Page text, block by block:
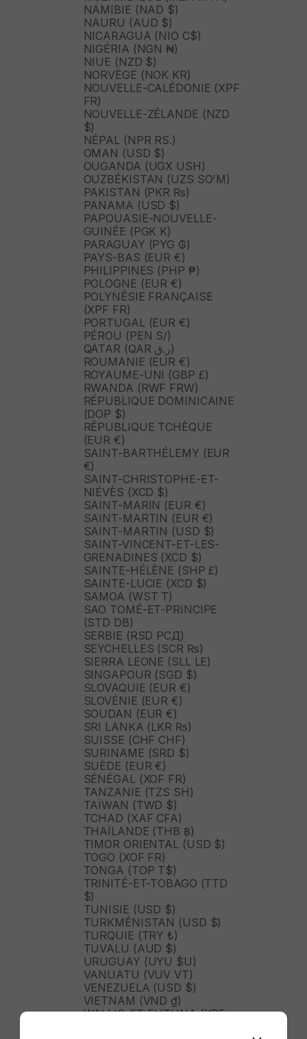
NAMIBIE (NAD $)
NAURU (AUD $)
NICARAGUA (NIO C$)
NIGÉRIA (NGN ₦)
NIUE (NZD $)
NORVÈGE (NOK KR)
NOUVELLE-CALÉDONIE (XPF
FR)
NOUVELLE-ZÉLANDE (NZD
$)
NÉPAL (NPR RS.)
OMAN (USD $)
OUGANDA (UGX USH)
OUZBÉKISTAN (UZS SO'M)
PAKISTAN (PKR ₨)
PANAMA (USD $)
PAPOUASIE-NOUVELLE-
GUINÉE (PGK K)
PARAGUAY (PYG ₲)
PAYS-BAS (EUR €)
PHILIPPINES (PHP ₱)
POLOGNE (EUR €)
POLYNÉSIE FRANÇAISE
(XPF FR)
PORTUGAL (EUR €)
PÉROU (PEN S/)
QATAR (QAR ر.ق)
ROUMANIE (EUR €)
ROYAUME-UNI (GBP £)
RWANDA (RWF FRW)
RÉPUBLIQUE DOMINICAINE
(DOP $)
RÉPUBLIQUE TCHÈQUE
(EUR €)
SAINT-BARTHÉLEMY (EUR
€)
SAINT-CHRISTOPHE-ET-
NIÉVÈS (XCD $)
SAINT-MARIN (EUR €)
SAINT-MARTIN (EUR €)
SAINT-MARTIN (USD $)
SAINT-VINCENT-ET-LES-
GRENADINES (XCD $)
SAINTE-HÉLÈNE (SHP £)
SAINTE-LUCIE (XCD $)
SAMOA (WST T)
SAO TOMÉ-ET-PRINCIPE
(STD DB)
SERBIE (RSD РСД)
SEYCHELLES (SCR ₨)
SIERRA LEONE (SLL LE)
SINGAPOUR (SGD $)
SLOVAQUIE (EUR €)
SLOVÉNIE (EUR €)
SOUDAN (EUR €)
SRI LANKA (LKR ₨)
SUISSE (CHF CHF)
SURINAME (SRD $)
SUÈDE (EUR €)
SÉNÉGAL (XOF FR)
TANZANIE (TZS SH)
TAÏWAN (TWD $)
TCHAD (XAF CFA)
THAÏLANDE (THB ฿)
TIMOR ORIENTAL (USD $)
TOGO (XOF FR)
TONGA (TOP T$)
TRINITÉ-ET-TOBAGO (TTD
$)
TUNISIE (USD $)
TURKMÉNISTAN (USD $)
TURQUIE (TRY ₺)
TUVALU (AUD $)
URUGUAY (UYU $U)
VANUATU (VUV VT)
VENEZUELA (USD $)
VIETNAM (VND ₫)
WALLIS-ET-FUTUNA (XPF